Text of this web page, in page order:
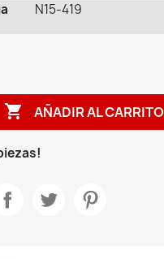
N15-419
 AÑADIR AL CARRITO